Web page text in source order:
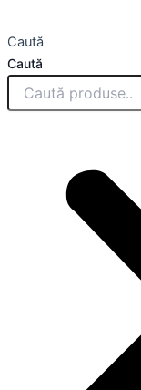
Caută
Caută